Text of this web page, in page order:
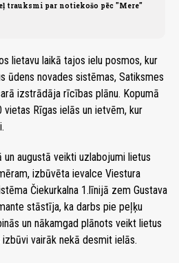
trauksmi par notiekošo pēc "Mere"
lietavu laikā tajos ielu posmos, kur
ūdens novades sistēmas, Satiksmes
izstrādāja rīcības plānu. Kopumā
Rīgas ielās un ietvēm, kur
augustā veikti uzlabojumi lietus
izbūvēta ievalce Viestura
Čiekurkalna 1.līnijā zem Gustava
stāstīja, ka darbs pie peļķu
un nākamgad plānots veikt lietus
vairāk nekā desmit ielās.